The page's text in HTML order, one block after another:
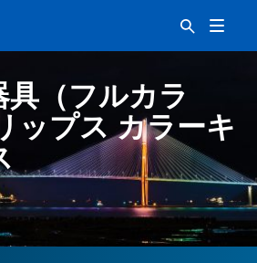
（フルカラ
ップス カラーキ